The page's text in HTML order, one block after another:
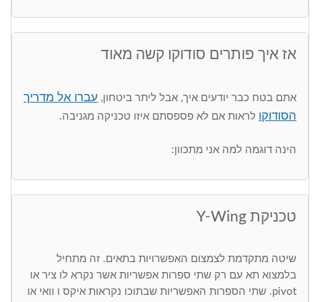
אז איך פותרים סודוקו קשה מאוד
אתם בטח כבר יודעים איך, אבל ליתר ביטחון, עברו אל מדריך
הסודוקו לראות אם לא פספסתם איזו טכניקה מגניבה.
הינה דוגמה למה אני מתכוון:
טכניקת Y-Wing
שיטה מתקדמת לצמצום האפשרויות בתאים. זה מתחיל
בלמצוא תא עם רק שתי ספרות אפשריות אשר נקרא לו ציר או
pivot. שתי הספרות האפשריות שבתוכו נקראות איקס ו וואי או